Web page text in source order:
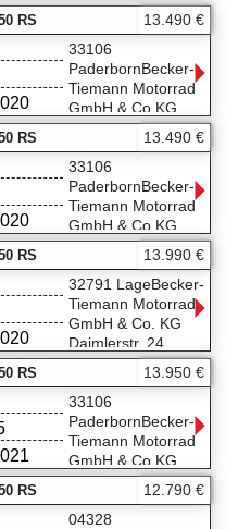
Halberstädter
33106 Paderborn
05251/54500990
RS 13.490 €
33106
PaderbornBecker-
Tiemann Motorrad
GmbH & Co.KG
Halberstädter
33106 Paderborn
05251/54500990
RS 13.490 €
33106
PaderbornBecker-
Tiemann Motorrad
GmbH & Co.KG
Halberstädter
33106 Paderborn
05251/54500990
RS 13.990 €
32791 LageBecker-
Tiemann Motorrad
GmbH & Co. KG
Daimlerstr. 24
32791 Lage
05232 9260590
RS 13.950 €
33106
PaderbornBecker-
Tiemann Motorrad
GmbH & Co.KG
Halberstädter
33106 Paderborn
RS 12.790 €
04328